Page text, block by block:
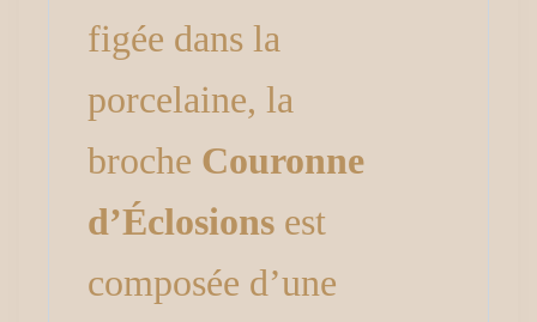
figée dans la
porcelaine, la
broche Couronne
d’Éclosions est
composée d’une